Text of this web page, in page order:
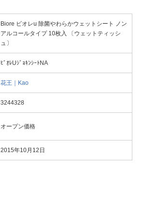
Biore ビオレu 除菌やわらかウェットシート ノン
アルコールタイプ 10枚入 〔ウェットティッシ
ュ〕
ﾋﾞｵﾚUｼﾞｮｷﾝｼｰﾄNA
花王｜Kao
3244328
オープン価格
2015年10月12日